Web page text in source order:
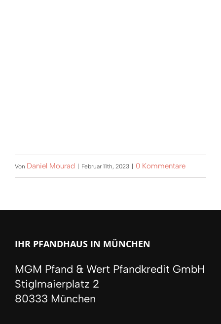
Von Daniel Mourad | Februar 11th, 2023 | 0 Kommentare
IHR PFANDHAUS IN MÜNCHEN
MGM Pfand & Wert Pfandkredit GmbH
Stiglmaierplatz 2
80333 München